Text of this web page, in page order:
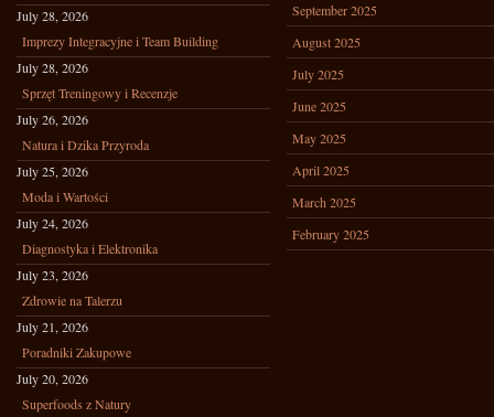
July 28, 2026
Imprezy Integracyjne i Team Building
July 28, 2026
Sprzęt Treningowy i Recenzje
July 26, 2026
Natura i Dzika Przyroda
July 25, 2026
Moda i Wartości
July 24, 2026
Diagnostyka i Elektronika
July 23, 2026
Zdrowie na Talerzu
July 21, 2026
Poradniki Zakupowe
July 20, 2026
Superfoods z Natury
September 2025
August 2025
July 2025
June 2025
May 2025
April 2025
March 2025
February 2025